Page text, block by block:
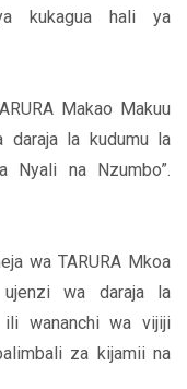
kukagua hali ya
Makao Makuu
daraja la kudumu la
Nyali na Nzumbo”.
wa TARURA Mkoa
wa daraja la
ili wananchi wa vijiji
za kijamii na